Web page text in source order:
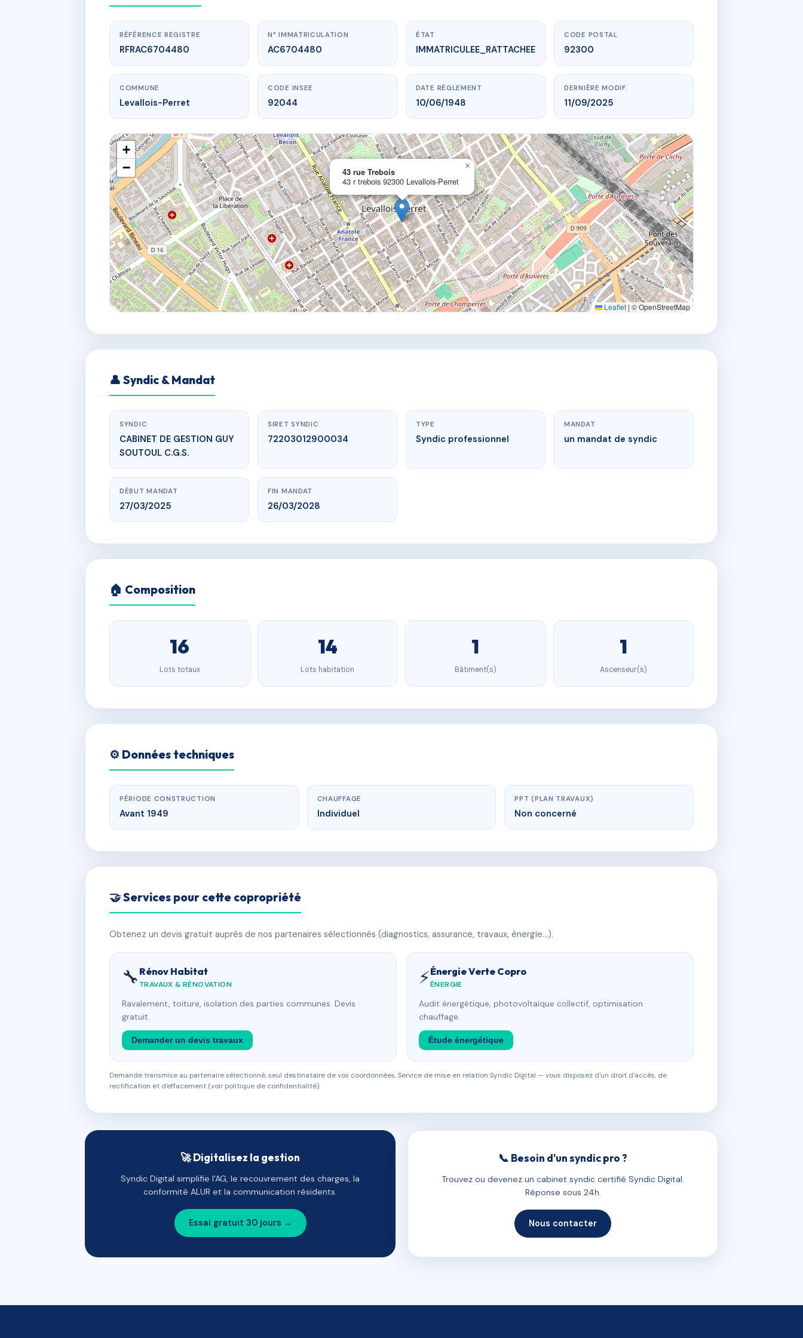
www.vme.plus/AC6704480
43 rue Trebois
43 r trebois92300 Levallois-Perret
RÉFÉRENCE REGISTRE
RFRAC6704480
N° IMMATRICULATION
AC6704480
ÉTAT
IMMATRICULEE_RATTACHEE
CODE POSTAL
92300
COMMUNE
Levallois-Perret
CODE INSEE
92044
DATE RÈGLEMENT
10/06/1948
DERNIÈRE MODIF.
11/09/2025
43 rue Trebois
43 r trebois 92300 Levallois-Perret
×
+
−
Leaflet | © OpenStreetMap
👤 Syndic & Mandat
SYNDIC
CABINET DE GESTION GUY
SOUTOUL C.G.S.
SIRET SYNDIC
72203012900034
TYPE
Syndic professionnel
MANDAT
un mandat de syndic
DÉBUT MANDAT
27/03/2025
FIN MANDAT
26/03/2028
🏠 Composition
16
Lots totaux
14
Lots habitation
1
Bâtiment(s)
1
Ascenseur(s)
⚙️ Données techniques
PÉRIODE CONSTRUCTION
Avant 1949
CHAUFFAGE
Individuel
PPT (PLAN TRAVAUX)
Non concerné
🤝 Services pour cette copropriété
Obtenez un devis gratuit auprès de nos partenaires sélectionnés (diagnostics, assurance, travaux, énergie…).
🔧 Rénov Habitat
TRAVAUX & RÉNOVATION
Ravalement, toiture, isolation des parties communes. Devis
gratuit.
Demander un devis travaux
⚡Énergie Verte Copro
ÉNERGIE
Audit énergétique, photovoltaïque collectif, optimisation
chauffage.
Étude énergétique
Demande transmise au partenaire sélectionné, seul destinataire de vos coordonnées. Service de mise en relation Syndic Digital — vous disposez d'un droit d'accès, de
rectification et d'effacement (voir politique de confidentialité).
🚀 Digitalisez la gestion
Syndic Digital simplifie l'AG, le recouvrement des charges, la
conformité ALUR et la communication résidents.
Essai gratuit 30 jours →
📞 Besoin d'un syndic pro ?
Trouvez ou devenez un cabinet syndic certifié Syndic Digital.
Réponse sous 24h.
Nous contacter